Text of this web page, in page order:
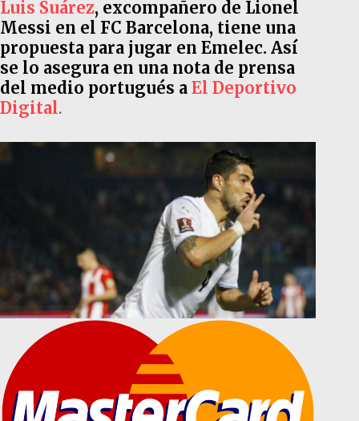
Luis Suárez, excompañero de Lionel
Messi en el FC Barcelona, tiene una
propuesta para jugar en Emelec. Así
se lo asegura en una nota de prensa
del medio portugués a El Deportivo
Digital.